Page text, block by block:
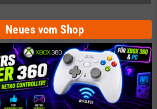
Neues vom Shop